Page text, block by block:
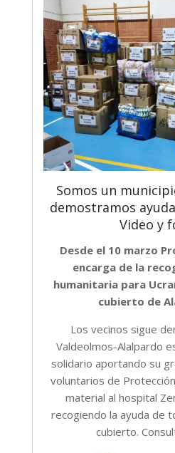
Somos un
demostramos
Video y
Desde el 10 marzo
encarga de la
humanitaria para
cubierto de
Los vecinos sigue
Valdeolmos-Alalpardo
solidario aportando su
voluntarios de
material al hospital
recogiendo la ayuda de
cubierto.